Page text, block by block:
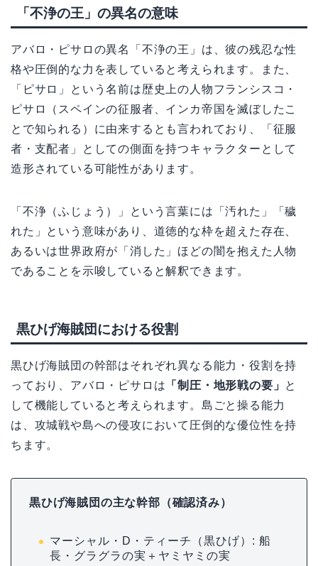
「不浄の王」の異名の意味
アバロ・ピサロの異名「不浄の王」は、彼の残忍な性
格や圧倒的な力を表していると考えられます。また、
「ピサロ」という名前は歴史上の人物フランシスコ・
ピサロ（スペインの征服者、インカ帝国を滅ぼしたこ
とで知られる）に由来するとも言われており、「征服
者・支配者」としての側面を持つキャラクターとして
造形されている可能性があります。
「不浄（ふじょう）」という言葉には「汚れた」「穢
れた」という意味があり、道徳的な枠を超えた存在、
あるいは世界政府が「消した」ほどの闇を抱えた人物
であることを示唆していると解釈できます。
黒ひげ海賊団における役割
黒ひげ海賊団の幹部はそれぞれ異なる能力・役割を持
っており、アバロ・ピサロは 「制圧・地形戦の要」 と
して機能していると考えられます。島ごと操る能力
は、攻城戦や島への侵攻において圧倒的な優位性を持
ちます。
黒ひげ海賊団の主な幹部（確認済み）
マーシャル・D・ティーチ（黒ひげ）: 船
長・グラグラの実＋ヤミヤミの実